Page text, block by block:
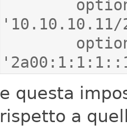
e questa
rispetto a